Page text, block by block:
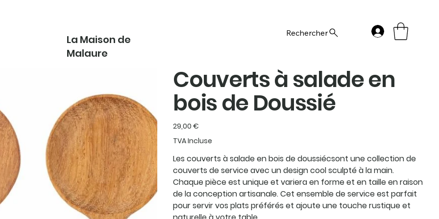
La Maison de
Malaure
Rechercher
Couverts à salade en
bois de Doussié
Prix
29,00 €
TVA Incluse
Les couverts à salade en bois de doussiécsont une collection de
couverts de service avec un design cool sculpté à la main.
Chaque pièce est unique et variera en forme et en taille en raison
de la conception artisanale. Cet ensemble de service est parfait
pour servir vos plats préférés et ajoute une touche rustique et